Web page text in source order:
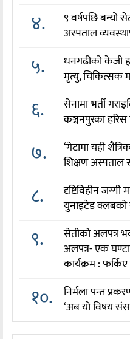
४.
९ वर्षपछि बन्यो
अस्पताल
५.
धनगढीको केजी
मृत्यु, चिकित्सक
६.
सेनामा भर्ती
कञ्चनपुरका हरिस
७.
‘गेटामा यही
शिक्षण अस्पताल
८.
दृष्टिविहीन
युनाइटेड
९.
सेतीको अलपत्र
अलपत्र- एक
कार्यक्रम :
१०.
निर्मला पन्त
‘अब यो विषय